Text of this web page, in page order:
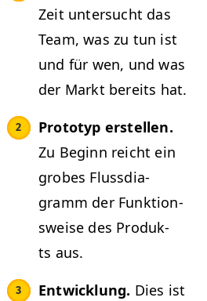
Zeit unter­sucht das
Team, was zu tun ist
und für wen, und was
der Markt bere­its hat.
Pro­to­typ erstellen.
Zu Beginn reicht ein
grobes Fluss­di­a­
gramm der Funk­tion­
sweise des Pro­duk­
ts aus.
Entwick­lung. Dies ist